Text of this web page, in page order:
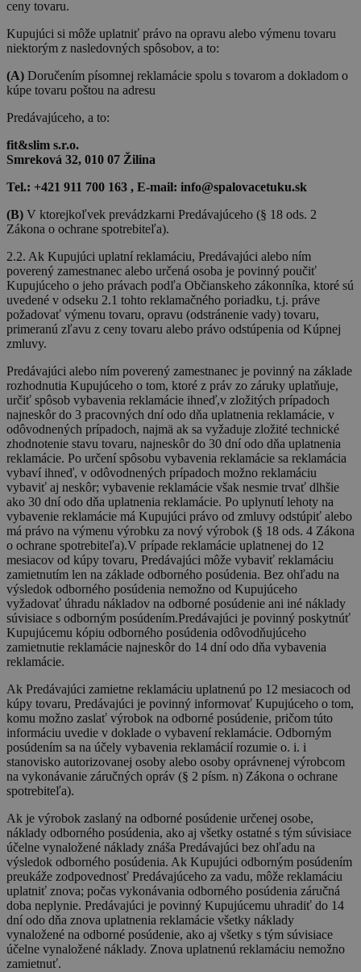
ceny tovaru.
Kupujúci si môže uplatniť právo na opravu alebo výmenu tovaru
niektorým z nasledovných spôsobov, a to:
(A) Doručením písomnej reklamácie spolu s tovarom a dokladom o
kúpe tovaru poštou na adresu
Predávajúceho, a to:
fit&slim s.r.o.
Smreková 32, 010 07 Žilina
Tel.: +421 911 700 163 , E-mail: info@spalovacetuku.sk
(B) V ktorejkoľvek prevádzkarni Predávajúceho (§ 18 ods. 2
Zákona o ochrane spotrebiteľa).
2.2. Ak Kupujúci uplatní reklamáciu, Predávajúci alebo ním
poverený zamestnanec alebo určená osoba je povinný poučiť
Kupujúceho o jeho právach podľa Občianskeho zákonníka, ktoré sú
uvedené v odseku 2.1 tohto reklamačného poriadku, t.j. práve
požadovať výmenu tovaru, opravu (odstránenie vady) tovaru,
primeranú zľavu z ceny tovaru alebo právo odstúpenia od Kúpnej
zmluvy.
Predávajúci alebo ním poverený zamestnanec je povinný na základe
rozhodnutia Kupujúceho o tom, ktoré z práv zo záruky uplatňuje,
určiť spôsob vybavenia reklamácie ihneď,v zložitých prípadoch
najneskôr do 3 pracovných dní odo dňa uplatnenia reklamácie, v
odôvodnených prípadoch, najmä ak sa vyžaduje zložité technické
zhodnotenie stavu tovaru, najneskôr do 30 dní odo dňa uplatnenia
reklamácie. Po určení spôsobu vybavenia reklamácie sa reklamácia
vybaví ihneď, v odôvodnených prípadoch možno reklamáciu
vybaviť aj neskôr; vybavenie reklamácie však nesmie trvať dlhšie
ako 30 dní odo dňa uplatnenia reklamácie. Po uplynutí lehoty na
vybavenie reklamácie má Kupujúci právo od zmluvy odstúpiť alebo
má právo na výmenu výrobku za nový výrobok (§ 18 ods. 4 Zákona
o ochrane spotrebiteľa).V prípade reklamácie uplatnenej do 12
mesiacov od kúpy tovaru, Predávajúci môže vybaviť reklamáciu
zamietnutím len na základe odborného posúdenia. Bez ohľadu na
výsledok odborného posúdenia nemožno od Kupujúceho
vyžadovať úhradu nákladov na odborné posúdenie ani iné náklady
súvisiace s odborným posúdením.Predávajúci je povinný poskytnúť
Kupujúcemu kópiu odborného posúdenia odôvodňujúceho
zamietnutie reklamácie najneskôr do 14 dní odo dňa vybavenia
reklamácie.
Ak Predávajúci zamietne reklamáciu uplatnenú po 12 mesiacoch od
kúpy tovaru, Predávajúci je povinný informovať Kupujúceho o tom,
komu možno zaslať výrobok na odborné posúdenie, pričom túto
informáciu uvedie v doklade o vybavení reklamácie. Odborným
posúdením sa na účely vybavenia reklamácií rozumie o. i. i
stanovisko autorizovanej osoby alebo osoby oprávnenej výrobcom
na vykonávanie záručných opráv (§ 2 písm. n) Zákona o ochrane
spotrebiteľa).
Ak je výrobok zaslaný na odborné posúdenie určenej osobe,
náklady odborného posúdenia, ako aj všetky ostatné s tým súvisiace
účelne vynaložené náklady znáša Predávajúci bez ohľadu na
výsledok odborného posúdenia. Ak Kupujúci odborným posúdením
preukáže zodpovednosť Predávajúceho za vadu, môže reklamáciu
uplatniť znova; počas vykonávania odborného posúdenia záručná
doba neplynie. Predávajúci je povinný Kupujúcemu uhradiť do 14
dní odo dňa znova uplatnenia reklamácie všetky náklady
vynaložené na odborné posúdenie, ako aj všetky s tým súvisiace
účelne vynaložené náklady. Znova uplatnenú reklamáciu nemožno
zamietnuť.